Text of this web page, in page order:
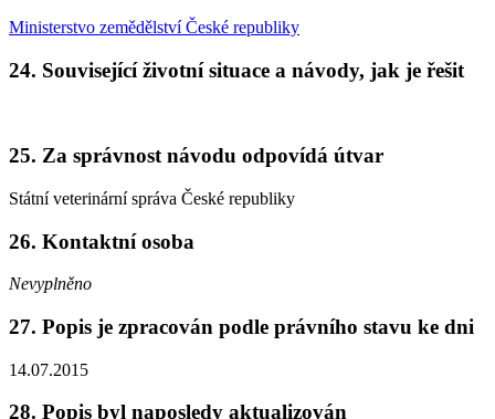
Ministerstvo zemědělství České republiky
24. Související životní situace a návody, jak je řešit
25. Za správnost návodu odpovídá útvar
Státní veterinární správa České republiky
26. Kontaktní osoba
Nevyplněno
27. Popis je zpracován podle právního stavu ke dni
14.07.2015
28. Popis byl naposledy aktualizován